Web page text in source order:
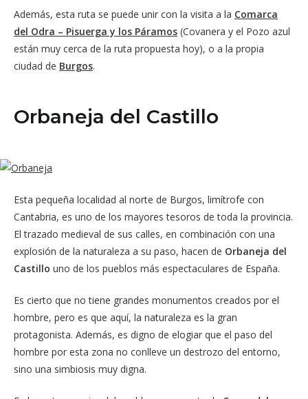
Además, esta ruta se puede unir con la visita a la Comarca
del Odra – Pisuerga y los Páramos (Covanera y el Pozo azul
están muy cerca de la ruta propuesta hoy), o a la propia
ciudad de Burgos.
Orbaneja del Castillo
Esta pequeña localidad al norte de Burgos, limítrofe con
Cantabria, es uno de los mayores tesoros de toda la provincia.
El trazado medieval de sus calles, en combinación con una
explosión de la naturaleza a su paso, hacen de Orbaneja del
Castillo uno de los pueblos más espectaculares de España.
Es cierto que no tiene grandes monumentos creados por el
hombre, pero es que aquí, la naturaleza es la gran
protagonista. Además, es digno de elogiar que el paso del
hombre por esta zona no conlleve un destrozo del entorno,
sino una simbiosis muy digna.